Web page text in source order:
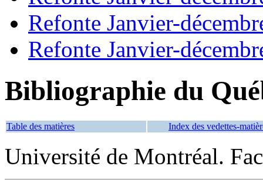
Refonte Janvier-
Refonte Janvier-
Bibliographie du
Table des matières Index des vedettes-
Université de Montréal.